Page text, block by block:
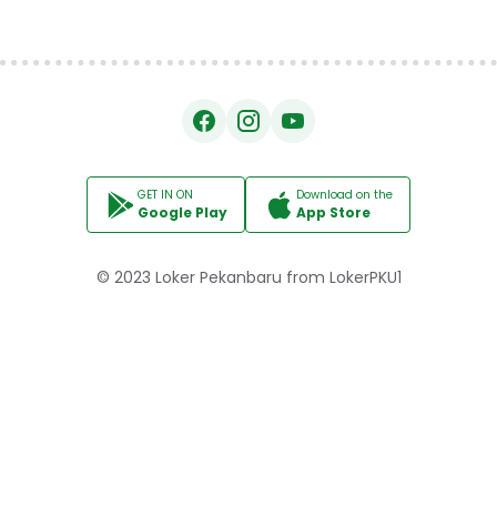
GET IN ON
Google Play
Download on the
App Store
© 2023 Loker Pekanbaru from LokerPKU1